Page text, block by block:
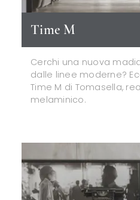
Time M
Cerchi una nuova
dalle linee moderne?
Time M di Tomasella,
melaminico.